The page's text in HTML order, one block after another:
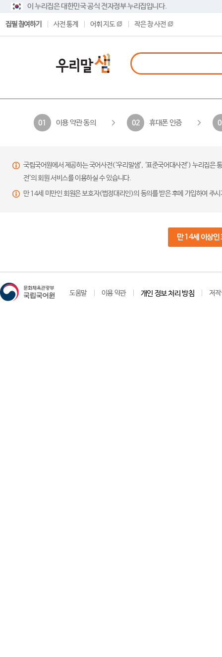
이 누리집은 대한민국 공식 전자정부 누리집입니다.
집필 참여하기 사전 통계 어휘 지도 작은 창 사전
01 이용 약관 동의 02 휴대폰 인증
국립국어원에서 제공하는 국어사전(‘우리말샘’, ‘표준국어대사전’) 누리집
전’의 회원 서비스를 이용하실 수 있습니다.
만 14세 미만인 회원은 보호자(법정대리인)의 동의를 받은 후에 가입하여 주
만 14세 이상인
도움말 이용 약관 개인 정보 처리 방침 저